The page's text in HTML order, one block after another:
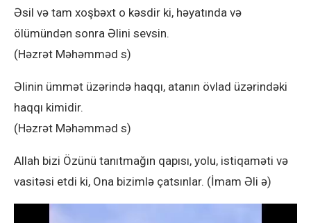
Əsil və tam xoşbəxt o kəsdir ki, həyatında və
ölümündən sonra Əlini sevsin.
(Həzrət Məhəmməd s)
Əlinin ümmət üzərində haqqı, atanın övlad üzərindəki
haqqı kimidir.
(Həzrət Məhəmməd s)
Allah bizi Özünü tanıtmağın qapısı, yolu, istiqaməti və
vasitəsi etdi ki, Ona bizimlə çatsınlar. (İmam Əli ə)